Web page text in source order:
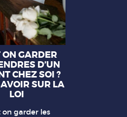
ON GARDER
D’UN
CHEZ SOI ?
SUR LA
LOI
on garder les